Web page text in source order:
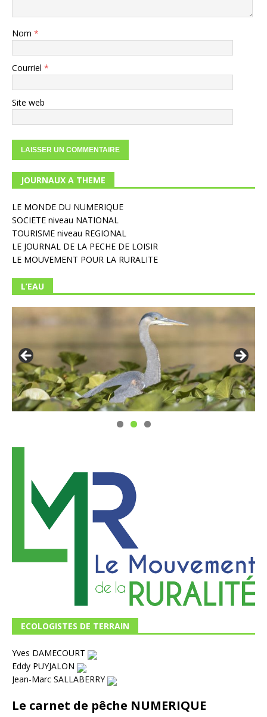
Nom *
Courriel *
Site web
JOURNAUX A THEME
LE MONDE DU NUMERIQUE
SOCIETE niveau NATIONAL
TOURISME niveau REGIONAL
LE JOURNAL DE LA PECHE DE LOISIR
LE MOUVEMENT POUR LA RURALITE
L’EAU
ECOLOGISTES DE TERRAIN
Yves DAMECOURT
Eddy PUYJALON
Jean-Marc SALLABERRY
Le carnet de pêche NUMERIQUE